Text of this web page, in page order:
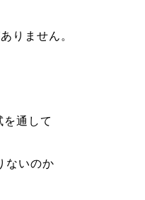
りません。
を通して
ないのか